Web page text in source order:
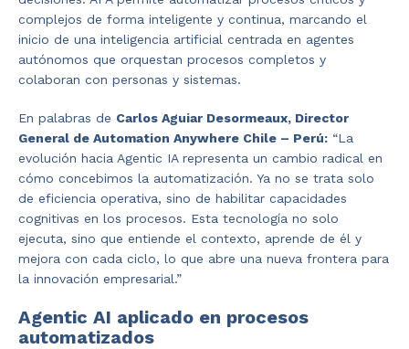
complejos de forma inteligente y continua, marcando el
inicio de una inteligencia artificial centrada en agentes
autónomos que orquestan procesos completos y
colaboran con personas y sistemas.
En palabras de Carlos Aguiar Desormeaux, Director
General de Automation Anywhere Chile – Perú: “La
evolución hacia Agentic IA representa un cambio radical en
cómo concebimos la automatización. Ya no se trata solo
de eficiencia operativa, sino de habilitar capacidades
cognitivas en los procesos. Esta tecnología no solo
ejecuta, sino que entiende el contexto, aprende de él y
mejora con cada ciclo, lo que abre una nueva frontera para
la innovación empresarial.”
Agentic AI aplicado en procesos
automatizados